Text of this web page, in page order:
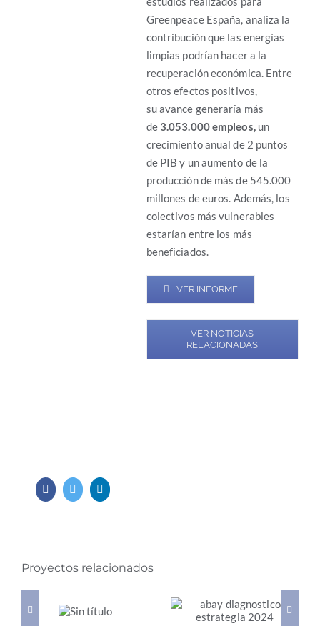
Greenpeace España, analiza la
contribución que las energías
limpias podrían hacer a la
recuperación económica. Entre
otros efectos positivos,
su avance generaría más
de 3.053.000 empleos,un
crecimiento anual de 2 puntos
de PIB y un aumento de la
producción de más de 545.000
millones de euros. Además, los
colectivos más vulnerables
estarían entre los más
beneficiados.
VER INFORME
VER NOTICIAS
RELACIONADAS
FacebookTwitter LinkedIn
Proyectos relacionados
acción
climática
Diagnóstico de la